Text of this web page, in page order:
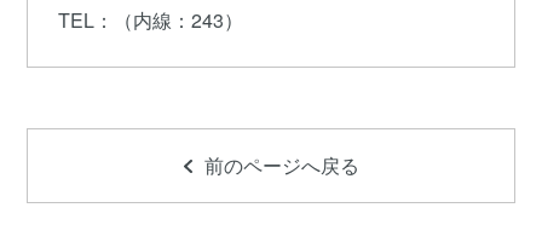
TEL ：（内線：243）
前のページへ戻る